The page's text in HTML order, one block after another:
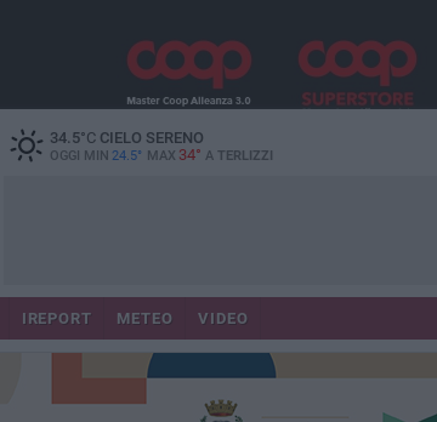
34.5°CCIELO SERENO
OGGI MIN 24.5° MAX 34° A TERLIZZI
IREPORT METEO VIDEO